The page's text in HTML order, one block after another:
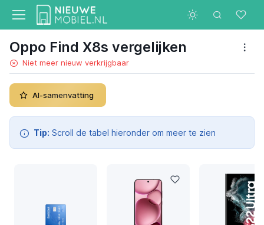
Oppo Find X8s vergelijken
Niet meer nieuw verkrijgbaar
AI-samenvatting
Tip: Scroll de tabel hieronder om meer te zien